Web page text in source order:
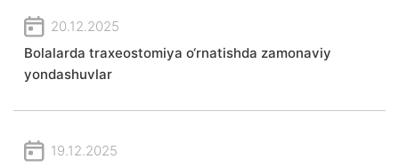
20.12.2025
Bolalarda traxeostomiya o‘rnatishda zamonaviy
yondashuvlar
19.12.2025